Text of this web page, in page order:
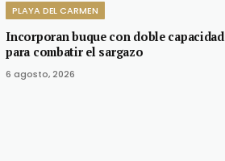
PLAYA DEL CARMEN
Incorporan buque con doble capacidad
para combatir el sargazo
6 agosto, 2026